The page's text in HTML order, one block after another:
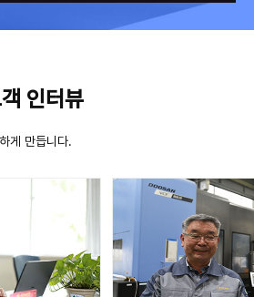
인터뷰
게 만듭니다.